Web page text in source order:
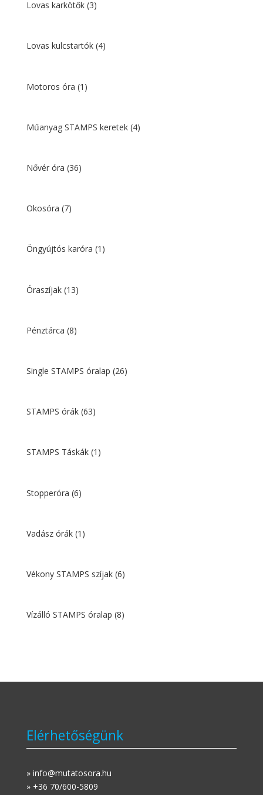
Lovas karkötők (3)
Lovas kulcstartók (4)
Motoros óra (1)
Műanyag STAMPS keretek (4)
Nővér óra (36)
Okosóra (7)
Öngyújtós karóra (1)
Óraszíjak (13)
Pénztárca (8)
Single STAMPS óralap (26)
STAMPS órák (63)
STAMPS Táskák (1)
Stopperóra (6)
Vadász órák (1)
Vékony STAMPS szíjak (6)
Vízálló STAMPS óralap (8)
Elérhetőségünk
» info@mutatosora.hu
» +36 70/600-5809